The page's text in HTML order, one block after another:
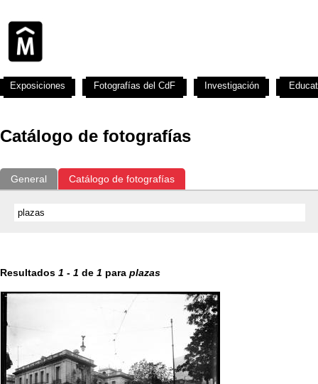
Catálogo de fotografías
General Catálogo de fotografías
Resultados 1 - 1 de 1 para plazas
Exposiciones Fotografías del CdF Investigación